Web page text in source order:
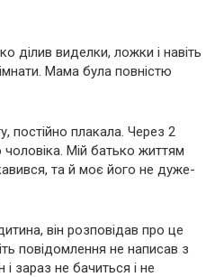
ділив виделки, ложки і навіть
Мама була повністю
постійно плaкала. Через 2
чоловіка. Мій батько життям
та й моє його не дуже-
він розповідав про це
повідомлення не написав з
і зараз не бачиться і не